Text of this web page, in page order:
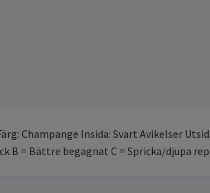
Champange Insida: Svart Avikelser
B = Bättre begagnat C = Spricka/djupa